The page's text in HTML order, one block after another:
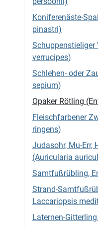
Koniferenäste-
pinastri)
Schuppenstieliger
verrucipes)
Schlehen- oder
sepium)
Opaker Rötling
Fleischfarbener
ringens)
Judasohr, Mu-Err,
(Auricularia
Samtfußrübling,
Strand-
Laccariopsis
Laternen-